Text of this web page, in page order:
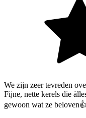
We zijn zeer tevreden
Fijne, nette kerels die
gewoon wat ze